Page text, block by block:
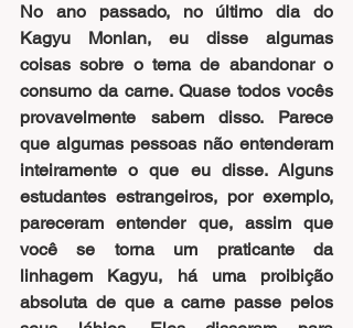
No ano passado, no último dia do
Kagyu Monlan, eu disse algumas
coisas sobre o tema de abandonar o
consumo da carne. Quase todos vocês
provavelmente sabem disso. Parece
que algumas pessoas não entenderam
inteiramente o que eu disse. Alguns
estudantes estrangeiros, por exemplo,
pareceram entender que, assim que
você se torna um praticante da
linhagem Kagyu, há uma proibição
absoluta de que a carne passe pelos